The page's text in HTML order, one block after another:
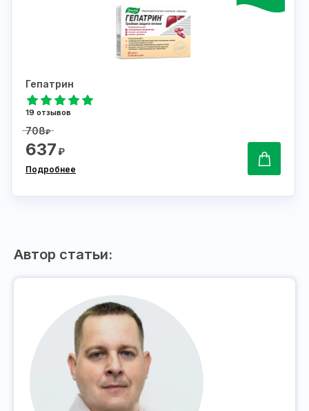
Гепатрин
19 отзывов
708₽
637₽
Подробнее
Автор статьи: